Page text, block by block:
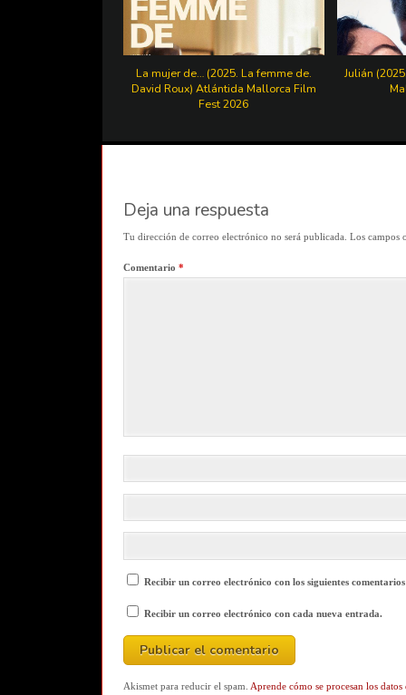
La mujer de… (2025. La femme de.
David Roux) Atlántida Mallorca Film
Fest 2026
Julián
Deja una respuesta
Tu dirección de correo electrónico no será publicada. Los campos
Comentario *
Recibir un correo electrónico con los siguientes
Recibir un correo electrónico con cada nueva entrada.
Akismet para reducir el spam. Aprende cómo se procesan los